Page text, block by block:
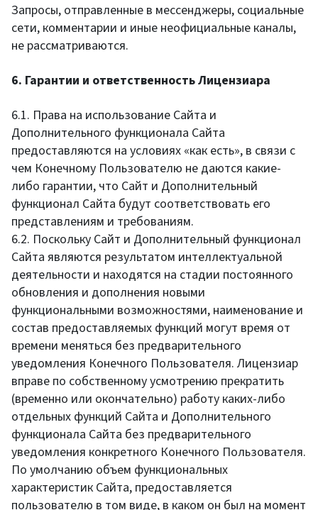
Запросы, отправленные в мессенджеры, социальные
сети, комментарии и иные неофициальные каналы,
не рассматриваются.
6. Гарантии и ответственность Лицензиара
6.1. Права на использование Сайта и
Дополнительного функционала Сайта
предоставляются на условиях «как есть», в связи с
чем Конечному Пользователю не даются какие-
либо гарантии, что Сайт и Дополнительный
функционал Сайта будут соответствовать его
представлениям и требованиям.
6.2. Поскольку Сайт и Дополнительный функционал
Сайта являются результатом интеллектуальной
деятельности и находятся на стадии постоянного
обновления и дополнения новыми
функциональными возможностями, наименование и
состав предоставляемых функций могут время от
времени меняться без предварительного
уведомления Конечного Пользователя. Лицензиар
вправе по собственному усмотрению прекратить
(временно или окончательно) работу каких-либо
отдельных функций Сайта и Дополнительного
функционала Сайта без предварительного
уведомления конкретного Конечного Пользователя.
По умолчанию объем функциональных
характеристик Сайта, предоставляется
пользователю в том виде, в каком он был на момент